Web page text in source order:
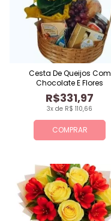
COMPRAR
3x de R$ 110,66
R$331,97
Cesta De Queijos Com
Chocolate E Flores